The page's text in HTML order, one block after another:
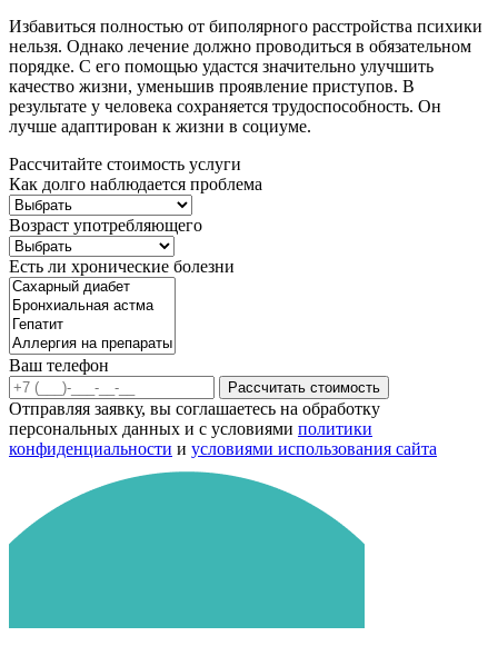
Избавиться полностью от биполярного расстройства психики
нельзя. Однако лечение должно проводиться в обязательном
порядке. С его помощью удастся значительно улучшить
качество жизни, уменьшив проявление приступов. В
результате у человека сохраняется трудоспособность. Он
лучше адаптирован к жизни в социуме.
Рассчитайте стоимость услуги
Как долго наблюдается проблема
Возраст употребляющего
Есть ли хронические болезни
Ваш телефон
Рассчитать стоимость
Отправляя заявку, вы соглашаетесь на обработку
персональных данных и с условиями политики
конфиденциальности и условиями использования сайта